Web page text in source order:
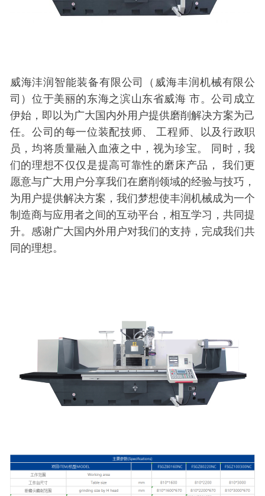
威海沣润智能装备有限公司（威海丰润机械有限公
司）位于美丽的东海之滨山东省威海 市。公司成立
伊始，即以为广大国内外用户提供磨削解决方案为己
任。公司的每一位装配技师、 工程师、以及行政职
员，均将质量融入血液之中，视为珍宝。 同时，我
们的理想不仅仅是提高可靠性的磨床产品， 我们更
愿意与广大用户分享我们在磨削领域的经验与技巧，
为用户提供解决方案，我们梦想使丰润机械成为一个
制造商与应用者之间的互动平台，相互学习，共同提
升。感谢广大国内外用户对我们的支持，完成我们共
同的理想。